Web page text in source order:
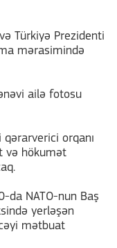
Türkiyə Prezidenti
mərasimində
ailə fotosu
orqanı
və hökumət
da NATO-nun Baş
yerləşən
mətbuat